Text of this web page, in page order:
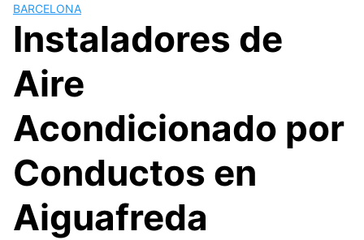
BARCELONA
Instaladores de
Aire
Acondicionado por
Conductos en
Aiguafreda